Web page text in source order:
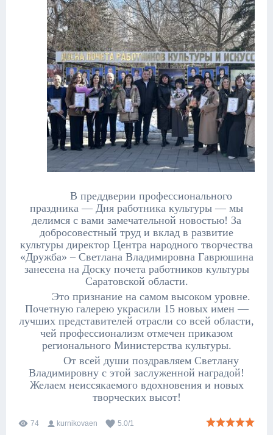
В преддверии профессионального
праздника — Дня работника культуры — мы
делимся с вами замечательной новостью! За
добросовестный труд и вклад в развитие
культуры директор Центра народного творчества
«Дружба» – Светлана Владимировна Гаврюшина
занесена на Доску почета работников культуры
Саратовской области.
Это признание на самом высоком уровне.
Почетную галерею украсили 15 новых имен —
лучших представителей отрасли со всей области,
чей профессионализм отмечен приказом
регионального Министерства культуры.
От всей души поздравляем Светлану
Владимировну с этой заслуженной наградой!
Желаем неиссякаемого вдохновения и новых
творческих высот!
74 kurnikovaen 5.0/1